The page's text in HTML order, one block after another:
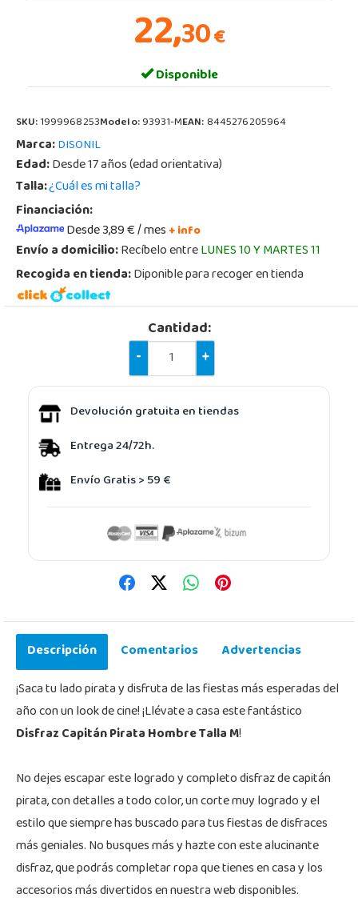
22,30€
Disponible
SKU:1999968253Modelo:93931-MEAN:8445276205964
Marca:DISONIL
Edad:Desde 17 años (edad orientativa)
Talla:¿Cuál es mi talla?
Financiación:
Desde 3,89 € / mes+ info
Envío a domicilio:Recíbelo entreLUNES 10 Y MARTES 11
Recogida en tienda:Diponible para recoger en tienda
Cantidad:
-
+
Devolución gratuita en tiendas
Entrega 24/72h.
Envío Gratis > 59 €
Descripción Comentarios
Advertencias
¡Saca tu lado pirata y disfruta de las fiestas más esperadas del
año con un look de cine! ¡Llévate a casa este fantástico
Disfraz Capitán Pirata Hombre Talla M!
No dejes escapar este logrado y completo disfraz de capitán
pirata, con detalles a todo color, un corte muy logrado y el
estilo que siempre has buscado para tus fiestas de disfraces
más geniales. No busques más y hazte con este alucinante
disfraz, que podrás completar ropa que tienes en casa y los
accesorios más divertidos en nuestra web disponibles.